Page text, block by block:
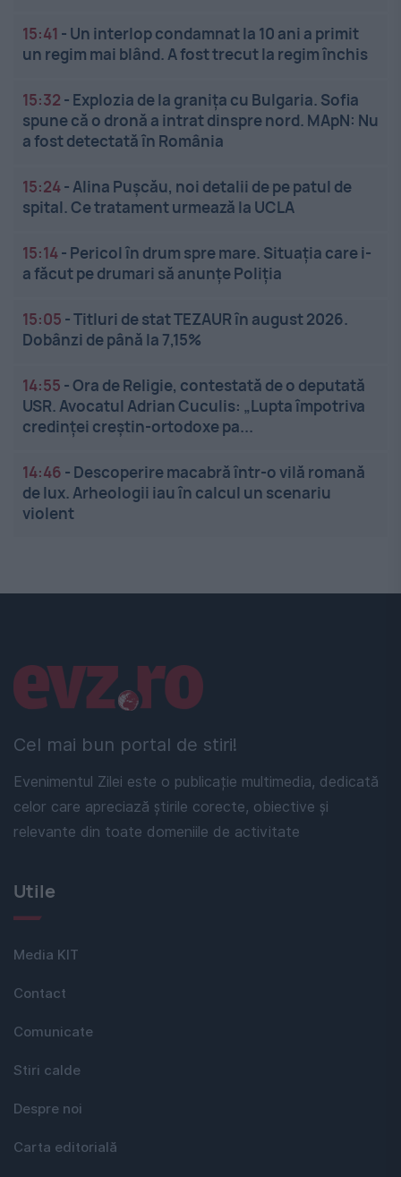
15:41 - Un interlop condamnat la 10 ani a primit
un regim mai blând. A fost trecut la regim închis
15:32 - Explozia de la granița cu Bulgaria. Sofia
spune că o dronă a intrat dinspre nord. MApN: Nu
a fost detectată în România
15:24-Alina Pușcău, noi detalii de pe patul de
spital. Ce tratament urmează la UCLA
15:14- Pericol în drum spre mare. Situația care i-
a făcut pe drumari să anunțe Poliția
15:05 -Titluri de stat TEZAUR în august 2026.
Dobânzi de până la 7,15%
14:55 -Ora de Religie, contestată de o deputată
USR. Avocatul Adrian Cuculis: „Lupta împotriva
credinței creștin-ortodoxe pa...
14:46 - Descoperire macabră într-o vilă romană
de lux. Arheologii iau în calcul un scenariu
violent
Cel mai bun portal de stiri!
Evenimentul Zilei este o publicație multimedia, dedicată
celor care apreciază știrile corecte, obiective și
relevante din toate domeniile de activitate
Linkuri utile
Utile
Media KIT
Contact
Comunicate
Stiri calde
Despre noi
Carta editorială